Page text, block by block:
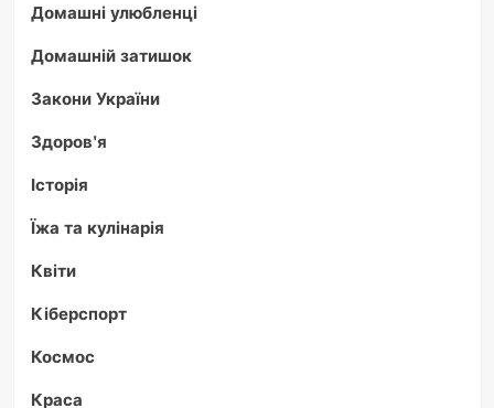
Домашні улюбленці
Домашній затишок
Закони України
Здоров'я
Історія
Їжа та кулінарія
Квіти
Кіберспорт
Космос
Краса